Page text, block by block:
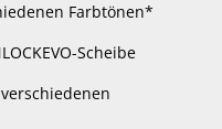
Farbtönen*
Scheibe